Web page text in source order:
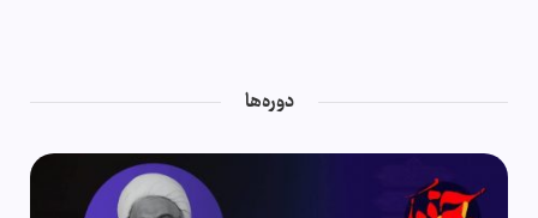
دوره‌ها